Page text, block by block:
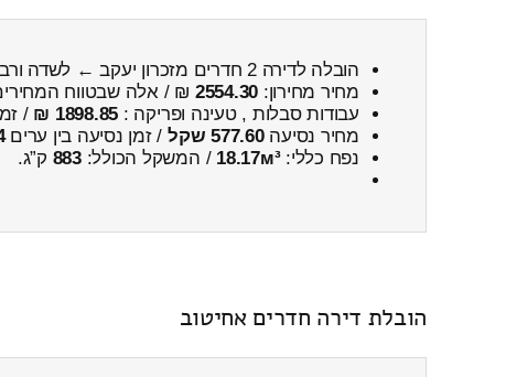
הובלה לדירה 2 חדרים מזכרון יעקב ← לשדה ורבורג
מחיר מחירון: 2554.30 ₪ / אלה שבטווח
עבודות סבלות , טעינה ופריקה : 1898.85 ₪
/
מחיר נסיעה577.60 שקל / זמן נסיעה בין ערים
נפח כללי:18.17м³ / המשקל הכולל:883 ק”ג.
הובלת דירה חדרים אחיטוב